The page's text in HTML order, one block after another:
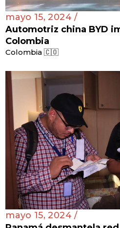
mayo 15, 2024 /
Automotriz china BYD
Colombia
Colombia 🇨🇴
mayo 15, 2024 /